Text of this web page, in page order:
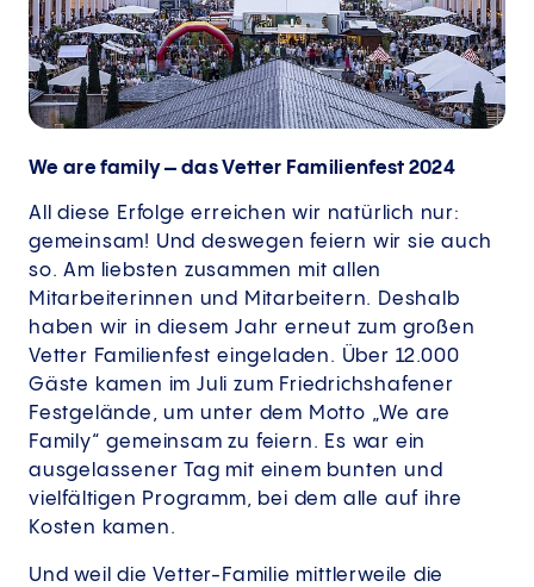
We are family – das Vetter Familienfest 2024
All diese Erfolge erreichen wir natürlich nur:
gemeinsam! Und deswegen feiern wir sie auch
so. Am liebsten zusammen mit allen
Mitarbeiterinnen und Mitarbeitern. Deshalb
haben wir in diesem Jahr erneut zum großen
Vetter Familienfest eingeladen. Über 12.000
Gäste kamen im Juli zum Friedrichshafener
Festgelände, um unter dem Motto „We are
Family“ gemeinsam zu feiern. Es war ein
ausgelassener Tag mit einem bunten und
vielfältigen Programm, bei dem alle auf ihre
Kosten kamen.
Und weil die Vetter-Familie mittlerweile die